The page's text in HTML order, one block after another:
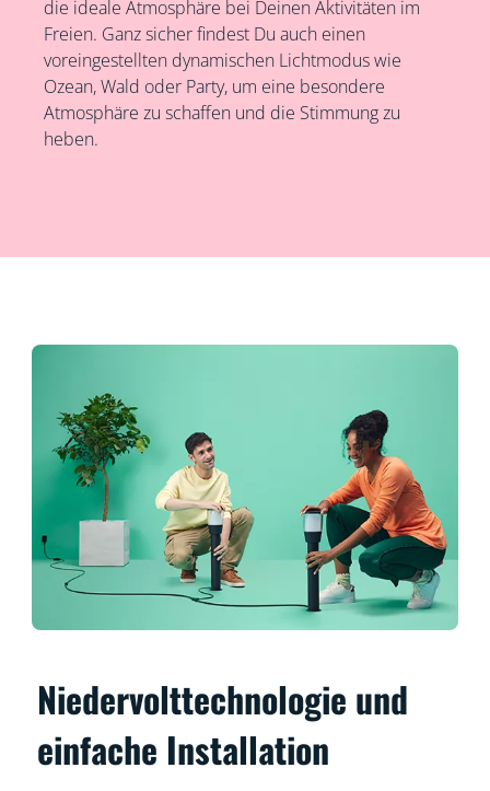
die ideale Atmosphäre bei Deinen Aktivitäten im
Freien. Ganz sicher findest Du auch einen
voreingestellten dynamischen Lichtmodus wie
Ozean, Wald oder Party, um eine besondere
Atmosphäre zu schaffen und die Stimmung zu
heben.
Niedervolttechnologie und
einfache Installation